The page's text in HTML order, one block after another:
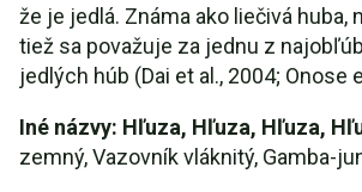
že je jedlá. Známa ako liečivá huba,
tiež sa považuje za jednu z
jedlých húb (Dai et al., 2004; Onose
Iné názvy: Hľuza, Hľuza, Hľuza,
zemný, Vazovník vláknitý, Gamba-